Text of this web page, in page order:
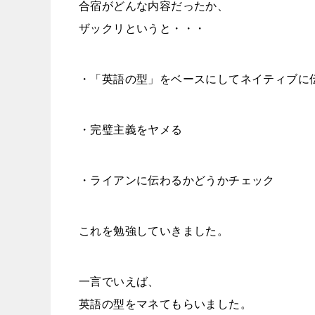
合宿がどんな内容だったか、
ザックリというと・・・
・「英語の型」をベースにしてネイティブに
・完璧主義をヤメる
・ライアンに伝わるかどうかチェック
これを勉強していきました。
一言でいえば、
英語の型をマネてもらいました。